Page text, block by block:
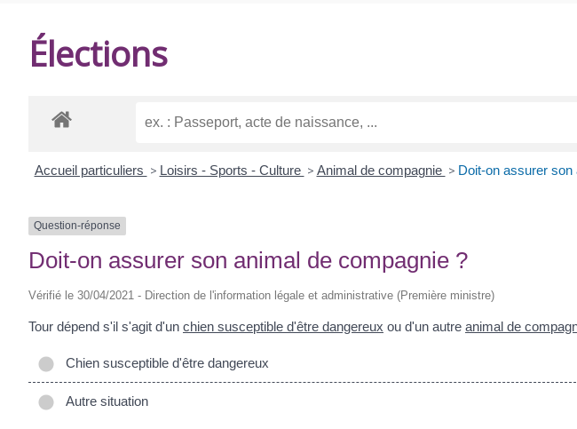
Élections
Accueil particuliers > Loisirs - Sports - Culture > Animal de compagnie > Doit-on assurer
Question-réponse
Doit-on assurer son animal de compagnie ?
Vérifié le 30/04/2021 - Direction de l'information légale et administrative (Première ministre)
Tour dépend s'il s'agit d'un chien susceptible d'être dangereux ou d'un autre animal de
Chien susceptible d'être dangereux
Autre situation